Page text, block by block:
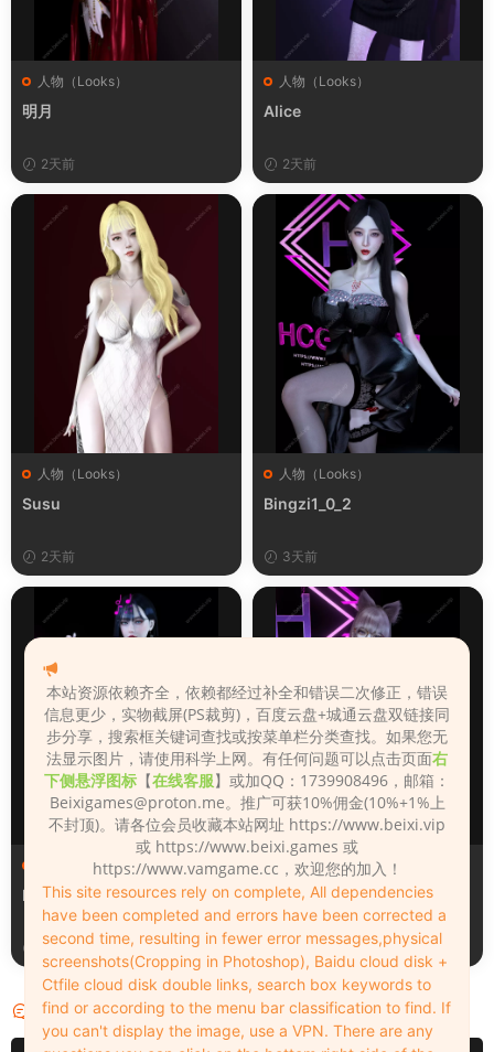
人物（Looks）
明月
2天前
人物（Looks）
Alice
2天前
人物（Looks）
Susu
2天前
人物（Looks）
Bingzi1_0_2
3天前
人物（Looks）
Monica_2_2_2
3天前
人物（Looks）
Lizhen2025
3天前
评论 0
本站资源依赖齐全，依赖都经过补全和错误二次修正，错误
信息更少，实物截屏(PS裁剪)，百度云盘+城通云盘双链接同
步分享，搜索框关键词查找或按菜单栏分类查找。如果您无
法显示图片，请使用科学上网。有任何问题可以点击页面右
下侧悬浮图标 【在线客服】或加QQ：1739908496，邮箱：
Beixigames@proton.me。推广可获10%佣金(10%+1%上
不封顶)。请各位会员收藏本站网址 https://www.beixi.vip
或 https://www.beixi.games 或
https://www.vamgame.cc，欢迎您的加入！
This site resources rely on complete, All dependencies
have been completed and errors have been corrected a
second time, resulting in fewer error messages,physical
screenshots(Cropping in Photoshop), Baidu cloud disk +
Ctfile cloud disk double links, search box keywords to
find or according to the menu bar classification to find. If
you can't display the image, use a VPN. There are any